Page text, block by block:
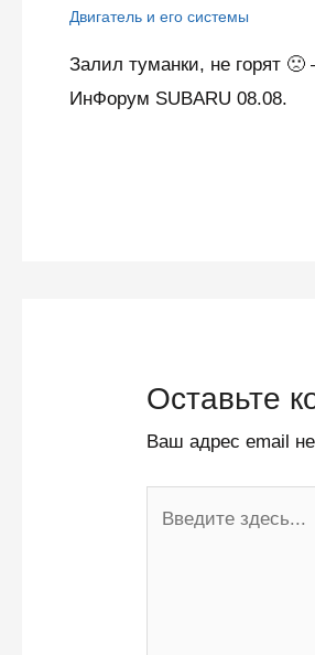
Двигатель и его системы
Залил туманки, не горят
ИнФорум SUBARU 08.08.
Оставьте
Ваш адрес email